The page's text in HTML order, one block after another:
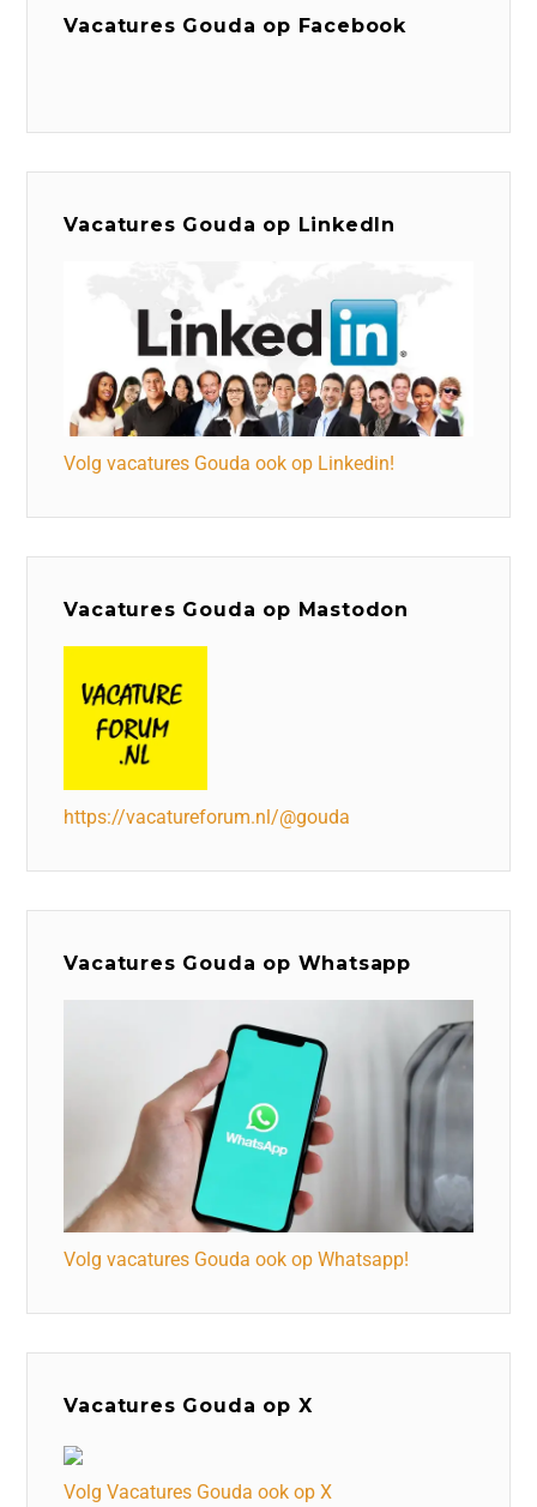
Vacatures Gouda op Facebook
Vacatures Gouda op LinkedIn
Volg vacatures Gouda ook op Linkedin!
Vacatures Gouda op Mastodon
https://vacatureforum.nl/@gouda
Vacatures Gouda op Whatsapp
Volg vacatures Gouda ook op Whatsapp!
Vacatures Gouda op X
Volg Vacatures Gouda ook op X